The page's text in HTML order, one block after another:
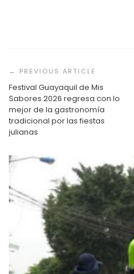
de
entradas
Festival Guayaquil de Mis
Sabores 2026 regresa con lo
mejor de la gastronomía
tradicional por las fiestas
julianas